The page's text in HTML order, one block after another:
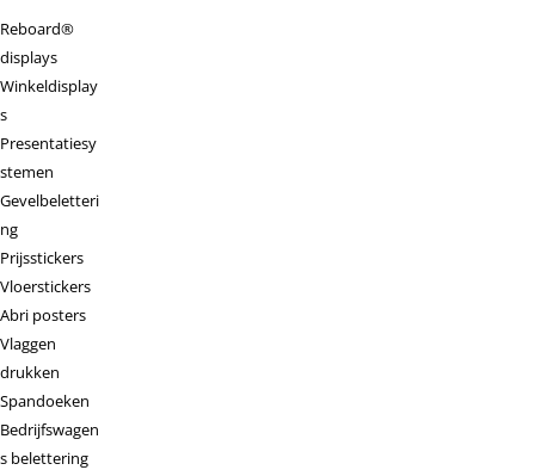
Reboard®
displays
Winkeldisplay
s
Presentatiesy
stemen
Gevelbeletteri
ng
Prijsstickers
Vloerstickers
Abri posters
Vlaggen
drukken
Spandoeken
Bedrijfswagen
s belettering